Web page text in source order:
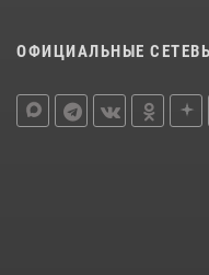
ОФИЦИАЛЬНЫЕ